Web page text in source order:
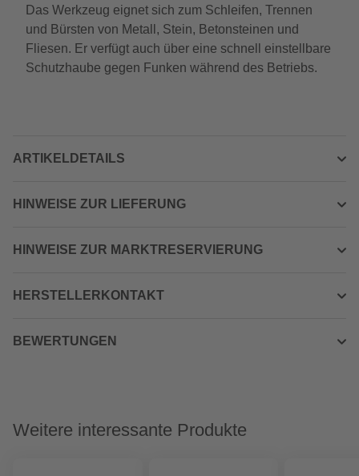
Das Werkzeug eignet sich zum Schleifen, Trennen
und Bürsten von Metall, Stein, Betonsteinen und
Fliesen. Er verfügt auch über eine schnell einstellbare
Schutzhaube gegen Funken während des Betriebs.
ARTIKELDETAILS
HINWEISE ZUR LIEFERUNG
HINWEISE ZUR MARKTRESERVIERUNG
HERSTELLERKONTAKT
BEWERTUNGEN
Weitere interessante Produkte